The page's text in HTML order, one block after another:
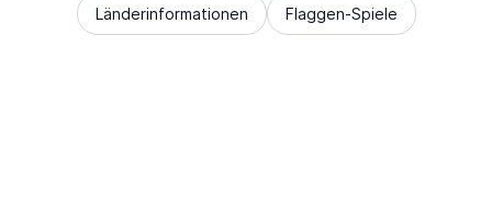
Länderinformationen Flaggen-Spiele